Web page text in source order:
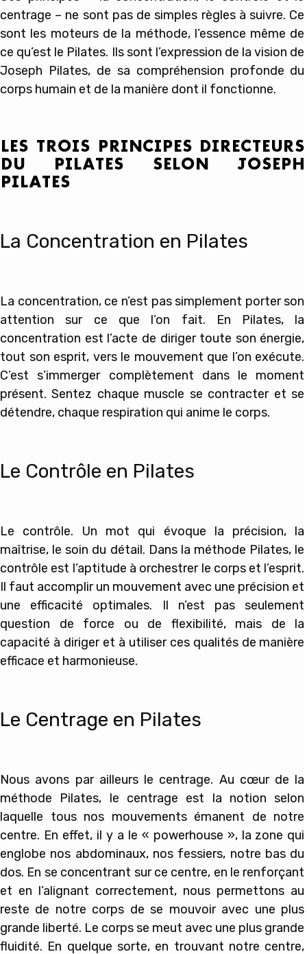
centrage – ne sont pas de simples règles à suivre. Ce
sont les moteurs de la méthode, l’essence même de
ce qu’est le Pilates. Ils sont l’expression de la vision de
Joseph Pilates, de sa compréhension profonde du
corps humain et de la manière dont il fonctionne.
LES TROIS PRINCIPES DIRECTEURS
DU PILATES SELON JOSEPH
PILATES
La Concentration en Pilates
La concentration, ce n’est pas simplement porter son
attention sur ce que l’on fait. En Pilates, la
concentration est l’acte de diriger toute son énergie,
tout son esprit, vers le mouvement que l’on exécute.
C’est s’immerger complètement dans le moment
présent. Sentez chaque muscle se contracter et se
détendre, chaque respiration qui anime le corps.
Le Contrôle en Pilates
Le contrôle. Un mot qui évoque la précision, la
maîtrise, le soin du détail. Dans la méthode Pilates, le
contrôle est l’aptitude à orchestrer le corps et l’esprit.
Il faut accomplir un mouvement avec une précision et
une efficacité optimales. Il n’est pas seulement
question de force ou de flexibilité, mais de la
capacité à diriger et à utiliser ces qualités de manière
efficace et harmonieuse.
Le Centrage en Pilates
Nous avons par ailleurs le centrage. Au cœur de la
méthode Pilates, le centrage est la notion selon
laquelle tous nos mouvements émanent de notre
centre. En effet, il y a le « powerhouse », la zone qui
englobe nos abdominaux, nos fessiers, notre bas du
dos. En se concentrant sur ce centre, en le renforçant
et en l’alignant correctement, nous permettons au
reste de notre corps de se mouvoir avec une plus
grande liberté. Le corps se meut avec une plus grande
fluidité. En quelque sorte, en trouvant notre centre,